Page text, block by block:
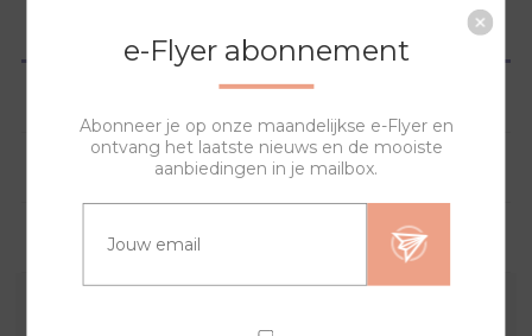
HOE WERKT HET?
e-Flyer abonnement
Abonneer je op onze maandelijkse e-Flyer en
ontvang het laatste nieuws en de mooiste
aanbiedingen in je mailbox.